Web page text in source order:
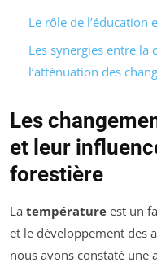
Le rôle de l’éducation
Les synergies entre la
l’atténuation des
Les
et leur
forestière
La température est un
et le développement des
nous avons constaté une